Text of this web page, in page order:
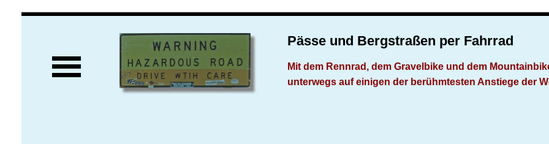
Pässe und Bergstraßen per Fahrrad
Mit dem Rennrad, dem Gravelbike und dem
unterwegs auf einigen der berühmtesten Anstiege der